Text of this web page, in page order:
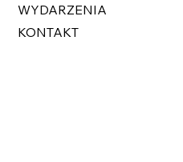
WYDARZENIA
KONTAKT